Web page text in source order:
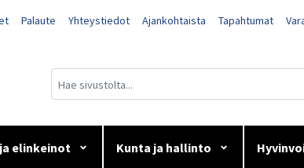
Palaute Yhteystiedot Ajankohtaista Tapahtumat
elinkeinot Kunta ja hallinto